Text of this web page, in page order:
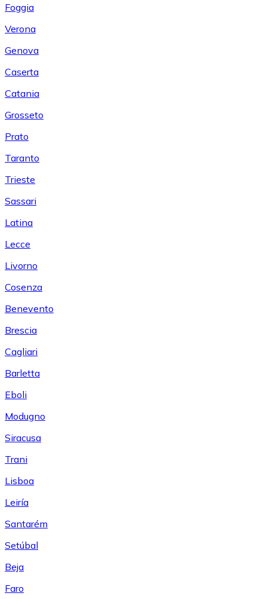
Foggia
Verona
Genova
Caserta
Catania
Grosseto
Prato
Taranto
Trieste
Sassari
Latina
Lecce
Livorno
Cosenza
Benevento
Brescia
Cagliari
Barletta
Eboli
Modugno
Siracusa
Trani
Lisboa
Leiría
Santarém
Setúbal
Beja
Faro